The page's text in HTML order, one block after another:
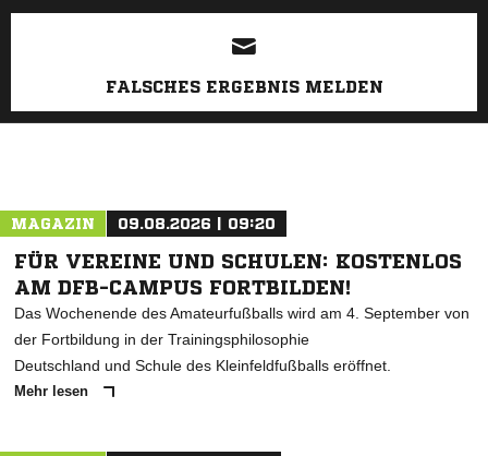
ANZEIGE
FALSCHES ERGEBNIS MELDEN
MAGAZIN 09.08.2026 | 09:20
FÜR VEREINE UND SCHULEN: KOSTENLOS
AM DFB-CAMPUS FORTBILDEN!
Das Wochenende des Amateurfußballs wird am 4. September von
der Fortbildung in der Trainingsphilosophie
Deutschland und Schule des Kleinfeldfußballs eröffnet.
Mehr lesen